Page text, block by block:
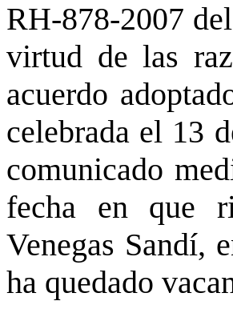
RH-878-2007
virtud de las
acuerdo
celebrada el 13
comunicado
fecha en que
Venegas Sandí,
ha quedado